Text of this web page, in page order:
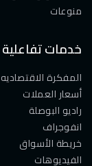
منوعات
خدمات تفاعلية
المفكرة الاقتصاديه
أسعار العملات
راديو البوصلة
انفوجراف
خريطة الأسواق
الفيديوهات